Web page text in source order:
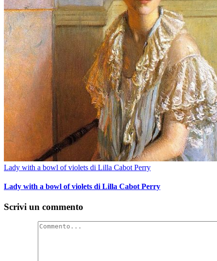
Lady with a bowl of violets di Lilla Cabot Perry
Lady with a bowl of violets di Lilla Cabot Perry
Scrivi un commento